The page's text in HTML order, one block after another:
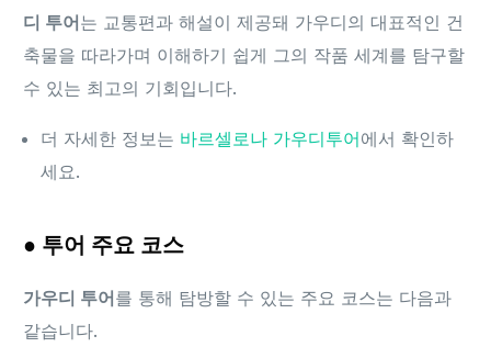
디 투어는 교통편과 해설이 제공돼 가우디의 대표적인 건
축물을 따라가며 이해하기 쉽게 그의 작품 세계를 탐구할
수 있는 최고의 기회입니다.
더 자세한 정보는 바르셀로나 가우디투어에서 확인하
세요.
● 투어 주요 코스
가우디 투어를 통해 탐방할 수 있는 주요 코스는 다음과
같습니다.